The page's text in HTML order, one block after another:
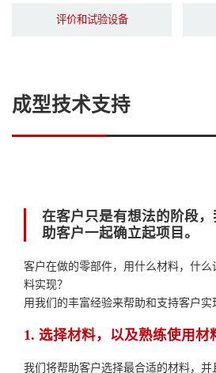
评价和试验设备
成型技术支持
在客户只是有想法的阶段
助客户一起确立起项目。
客户在做的零部件，用什么材料，什
料实现？
用我们的丰富经验来帮助和支持客户实
1. 选择材料，以及熟练使用材
我们将帮助客户选择最合适的材料，并